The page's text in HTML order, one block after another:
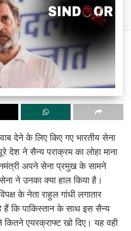
देने के लिए किए गए भारतीय सेना
देश ने सैन्य पराक्रम का लोहा माना
अपने सेना प्रमुख के सामने
ने उनका क्या हाल किया है।
के नेता राहुल गांधी लगातार
कि पाकिस्तान के साथ इस सैन्य
कितने एयरक्राफ्ट खो दिए। यह वही